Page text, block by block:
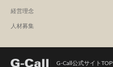
経営理念
人材募集
G-Call公式サイトTOP